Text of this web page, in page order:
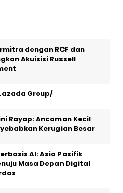
dengan RCF dan
Akuisisi Russell
Lazada Group/
Rayap: Ancaman Kecil
Kerugian Besar
AI: Asia Pasifik
Masa Depan Digital